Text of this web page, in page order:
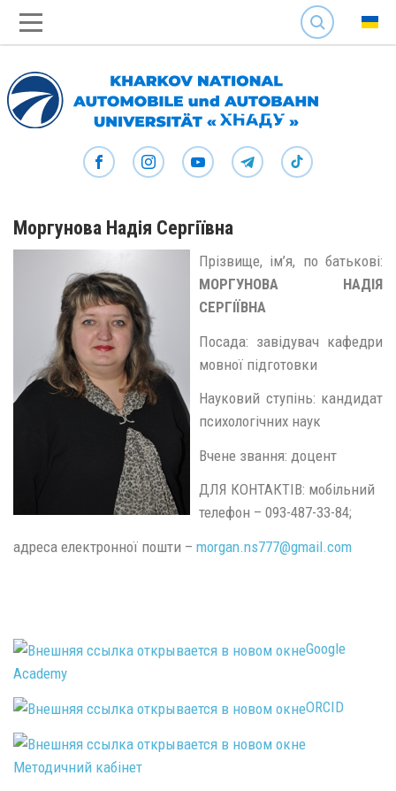
SEARCH
Моргунова Надія Сергіївна
Прізвище, ім’я, по батькові:
МОРГУНОВА НАДІЯ
СЕРГІЇВНА
Посада: завідувач кафедри
мовної підготовки
Науковий ступінь: кандидат
психологічних наук
Вчене звання: доцент
ДЛЯ КОНТАКТІВ: мобільний
телефон – 093-487-33-84;
адреса електронної пошти – morgan.ns777@gmail.com
Google
Academy
ORCID
Методичний кабінет